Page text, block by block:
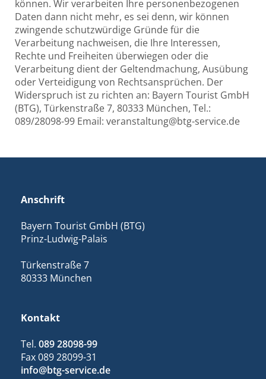
können. Wir verarbeiten Ihre personenbezogenen
Daten dann nicht mehr, es sei denn, wir können
zwingende schutzwürdige Gründe für die
Verarbeitung nachweisen, die Ihre Interessen,
Rechte und Freiheiten überwiegen oder die
Verarbeitung dient der Geltendmachung, Ausübung
oder Verteidigung von Rechtsansprüchen. Der
Widerspruch ist zu richten an: Bayern Tourist GmbH
(BTG), Türkenstraße 7, 80333 München, Tel.:
089/28098-99 Email: veranstaltung@btg-service.de
Anschrift
Bayern Tourist GmbH (BTG)
Prinz-Ludwig-Palais
Türkenstraße 7
80333 München
Kontakt
Tel. 089 28098-99
Fax 089 28099-31
info@btg-service.de